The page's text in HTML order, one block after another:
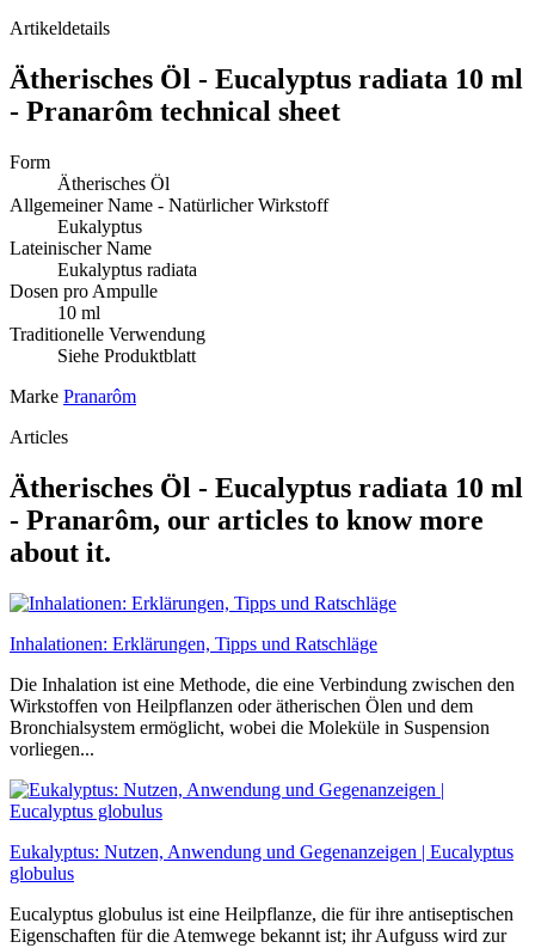
Artikeldetails
Ätherisches Öl - Eucalyptus radiata 10 ml
- Pranarôm technical sheet
Form
Ätherisches Öl
Allgemeiner Name - Natürlicher Wirkstoff
Eukalyptus
Lateinischer Name
Eukalyptus radiata
Dosen pro Ampulle
10 ml
Traditionelle Verwendung
Siehe Produktblatt
Marke Pranarôm
Articles
Ätherisches Öl - Eucalyptus radiata 10 ml
- Pranarôm, our articles to know more
about it.
Inhalationen: Erklärungen, Tipps und Ratschläge
Die Inhalation ist eine Methode, die eine Verbindung zwischen den
Wirkstoffen von Heilpflanzen oder ätherischen Ölen und dem
Bronchialsystem ermöglicht, wobei die Moleküle in Suspension
vorliegen...
Eukalyptus: Nutzen, Anwendung und Gegenanzeigen | Eucalyptus
globulus
Eucalyptus globulus ist eine Heilpflanze, die für ihre antiseptischen
Eigenschaften für die Atemwege bekannt ist; ihr Aufguss wird zur